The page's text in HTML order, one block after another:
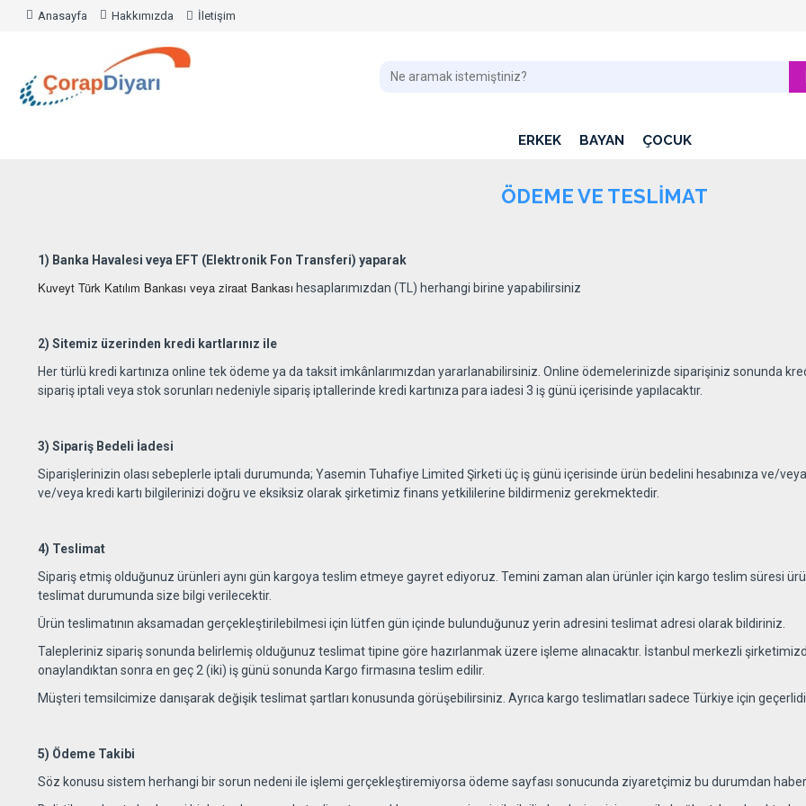
Anasayfa Hakkımızda İletişim
ERKEK BAYAN ÇOCUK
ÖDEME VE TESLIMAT
1) Banka Havalesi veya EFT (Elektronik Fon Transferi) yaparak
Kuveyt Türk Katılım Bankası veya ziraat Bankası hesaplarımızdan (TL) herhangi birine yapabilirsiniz
2) Sitemiz üzerinden kredi kartlarınız ile
Her türlü kredi kartınıza online tek ödeme ya da taksit imkânlarımızdan yararlanabilirsiniz. Online ödemelerinizde siparişiniz sonunda
sipariş iptali veya stok sorunları nedeniyle sipariş iptallerinde kredi kartınıza para iadesi 3 iş günü içerisinde yapılacaktır.
3) Sipariş Bedeli İadesi
Siparişlerinizin olası sebeplerle iptali durumunda; Yasemin Tuhafiye Limited Şirketi üç iş günü içerisinde ürün bedelini hesabınıza ve/
ve/veya kredi kartı bilgilerinizi doğru ve eksiksiz olarak şirketimiz finans yetkililerine bildirmeniz gerekmektedir.
4) Teslimat
Sipariş etmiş olduğunuz ürünleri aynı gün kargoya teslim etmeye gayret ediyoruz. Temini zaman alan ürünler için kargo teslim süresi
teslimat durumunda size bilgi verilecektir.
Ürün teslimatının aksamadan gerçekleştirilebilmesi için lütfen gün içinde bulunduğunuz yerin adresini teslimat adresi olarak bildiriniz.
Talepleriniz sipariş sonunda belirlemiş olduğunuz teslimat tipine göre hazırlanmak üzere işleme alınacaktır. İstanbul merkezli
onaylandıktan sonra en geç 2 (iki) iş günü sonunda Kargo firmasına teslim edilir.
Müşteri temsilcimize danışarak değişik teslimat şartları konusunda görüşebilirsiniz. Ayrıca kargo teslimatları sadece Türkiye için
5) Ödeme Takibi
Söz konusu sistem herhangi bir sorun nedeni ile işlemi gerçekleştiremiyorsa ödeme sayfası sonucunda ziyaretçimiz bu durumdan